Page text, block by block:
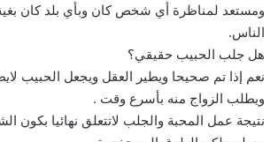
ومستعد لمناظرة أي شخص كان وبأي بلد كان
الناس.
هل جلب الحبيب حقيقي؟
نعم إذا تم صحيحا ويطير العقل ويجعل الحبيب
ويطلب الزواج منه بأسرع وقت .
نتيجة عمل المحبة والجلب لاتتعلق نهائيا بكون